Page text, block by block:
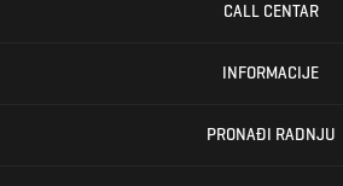
CALL CENTAR
INFORMACIJE
PRONAĐI RADNJU